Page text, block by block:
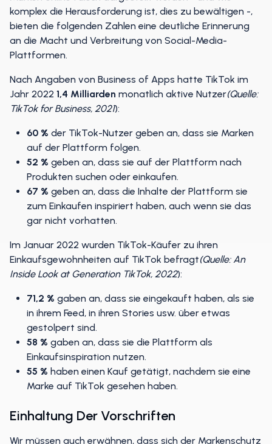
Marken online falsch dargestellt werden - und wie
komplex die Herausforderung ist, dies zu bewältigen -,
bieten die folgenden Zahlen eine deutliche Erinnerung
an die Macht und Verbreitung von Social-Media-
Nach Angaben von Business of Apps hatte TikTok im
Jahr 2022 1,4 Milliardenmonatlich aktive Nutzer
60 % der TikTok-Nutzer geben an, dass sie Marken
auf der Plattform folgen.
52 % geben an, dass sie auf der Plattform nach
Produkten suchen oder einkaufen.
geben an, dass die Inhalte der Plattform sie
zum Einkaufen inspiriert haben, auch wenn sie das
gar nicht vorhatten.
Im Januar 2022 wurden TikTok-Käufer zu ihren
Einkaufsgewohnheiten auf TikTok befragt
71,2 %
gaben an, dass sie eingekauft haben, als sie
in ihrem Feed, in ihren Stories usw. über etwas
gestolpert sind.
58 %
gaben an, dass sie die Plattform als
Einkaufsinspiration nutzen.
55 %
haben einen Kauf getätigt, nachdem sie eine
Marke auf TikTok gesehen haben.
Einhaltung Der Vorschriften